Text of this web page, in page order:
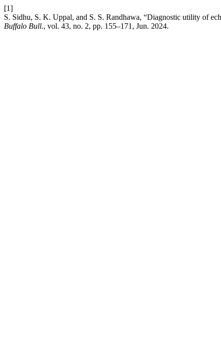
[1]
S. Sidhu, S. K. Uppal, and S. S. Randhawa, “Diagnostic utility of
Buffalo Bull., vol. 43, no. 2, pp. 155–171, Jun. 2024.